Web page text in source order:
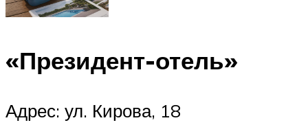
«Президент-отель»
Адрес: ул. Кирова, 18